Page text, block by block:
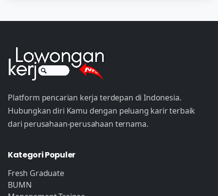
Platform pencarian kerja terdepan di Indonesia.
Hubungkan diri Kamu dengan peluang karir terbaik
dari perusahaan-perusahaan ternama.
Kategori Populer
Fresh Graduate
BUMN